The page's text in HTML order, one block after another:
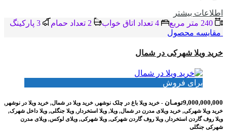
اطلاعات بيشتر
مقایسه محصول
خرید ویلا شهرکی در شمال
برای فروش
9,000,000,000تومـان
- خرید ویلا باغ در چلک نوشهر, خرید ویلا در شمال, خرید ویلا در نوشهر,
خرید ویلا شهرکی, خرید ویلای مدرن در شمال, ویلا, ویلا استخردار, ویلا جنگلی, ویلا داخل شهرک,
ویلا روف گاردن استخردار, ویلا روف گاردن شهرکی, ویلا شهرکی, ویلای لوکس, ویلای مدرن
شهرکی جنگلی